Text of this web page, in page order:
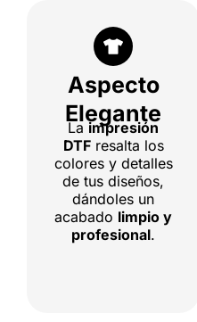
Aspecto
Elegante
La impresión
DTFresalta los
colores y detalles
de tus diseños,
dándoles un
acabado limpio y
profesional.